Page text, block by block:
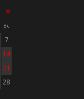
»
Вс
7
14
21
28